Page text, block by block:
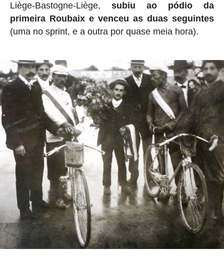
Liège-Bastogne-Liège, subiu ao pódio da
primeira Roubaix e venceu as duas seguintes
(uma no sprint, e a outra por quase meia hora).